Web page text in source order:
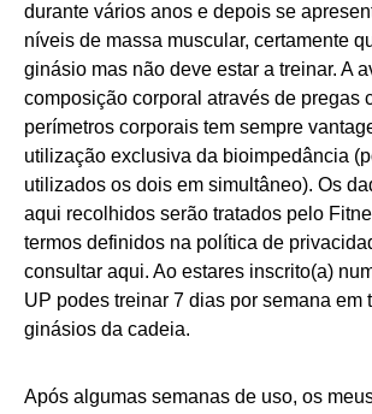
durante vários anos e depois se
níveis de massa muscular, certamente
ginásio mas não deve estar a treinar. A
composição corporal através de pregas
perímetros corporais tem sempre
utilização exclusiva da bioimpedância
utilizados os dois em simultâneo). Os
aqui recolhidos serão tratados pelo
termos definidos na política de
consultar aqui. Ao estares inscrito(a)
UP podes treinar 7 dias por semana em
ginásios da cadeia.
Após algumas semanas de uso, os